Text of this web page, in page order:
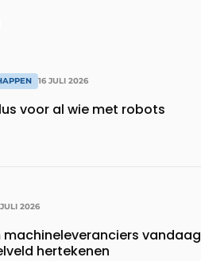
16 JULI 2026
voor al wie met robots
2026
vandaag
hertekenen